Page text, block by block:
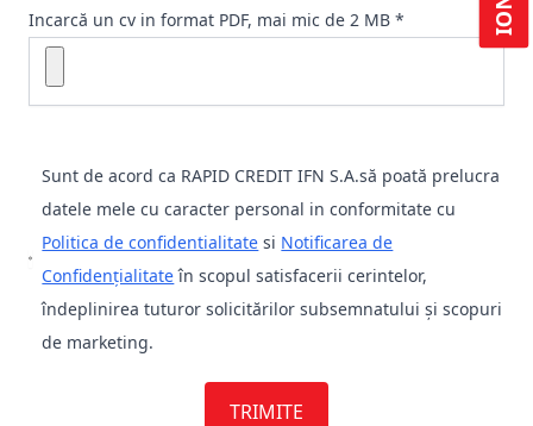
Incarcă un cv in format PDF, mai mic de 2 MB *
Sunt de acord ca RAPID CREDIT IFN S.A.să poată prelucra
datele mele cu caracter personal in conformitate cu
Politica de confidentialitate si Notificarea de
Confidenţialitateîn scopul satisfacerii cerintelor,
îndeplinirea tuturor solicitărilor subsemnatului și scopuri
de marketing.
TRIMITE